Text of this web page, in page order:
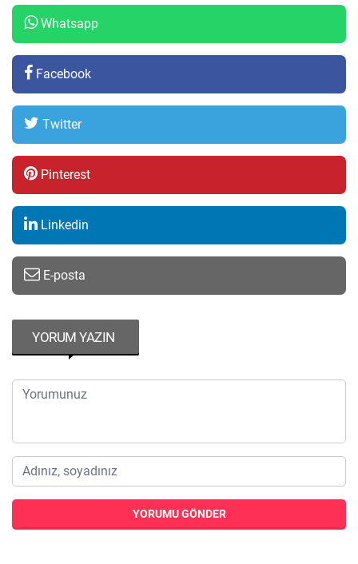
Whatsapp
Facebook
Twitter
Pinterest
Linkedin
E-posta
YORUM YAZIN
YORUMU GÖNDER